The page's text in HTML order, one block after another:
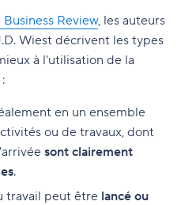
Review, les auteurs
Wiest décrivent les types
à l'utilisation de la
en un ensemble
ou de travaux, dont
sont clairement
.
travail peut être lancé ou